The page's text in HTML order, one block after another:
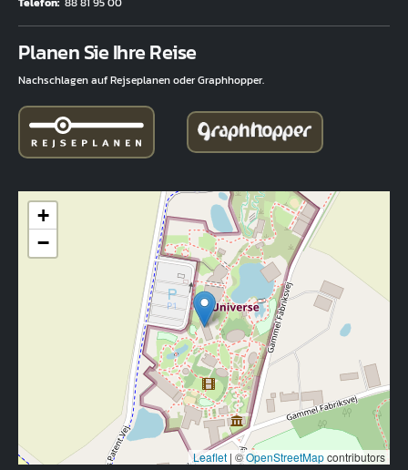
Planen Sie Ihre Reise
Nachschlagen auf Rejseplanen oder Graphhopper.
+
−
Leaflet | ©OpenStreetMapcontributors